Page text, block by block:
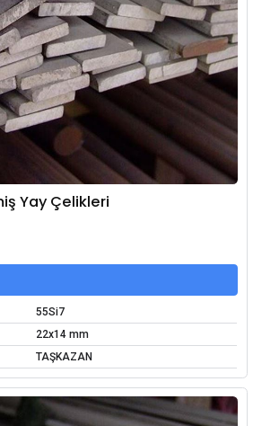
Yay Çelikleri
55Si7
22x14 mm
TAŞKAZAN